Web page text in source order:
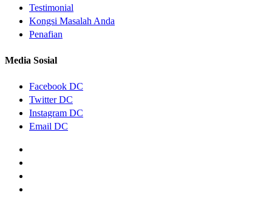
Testimonial
Kongsi Masalah Anda
Penafian
Media Sosial
Facebook DC
Twitter DC
Instagram DC
Email DC